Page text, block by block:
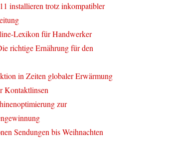
installieren trotz inkompatibler
Lexikon für Handwerker
richtige Ernährung für den
in Zeiten globaler Erwärmung
Kontaktlinsen
zur
Sendungen bis Weihnachten